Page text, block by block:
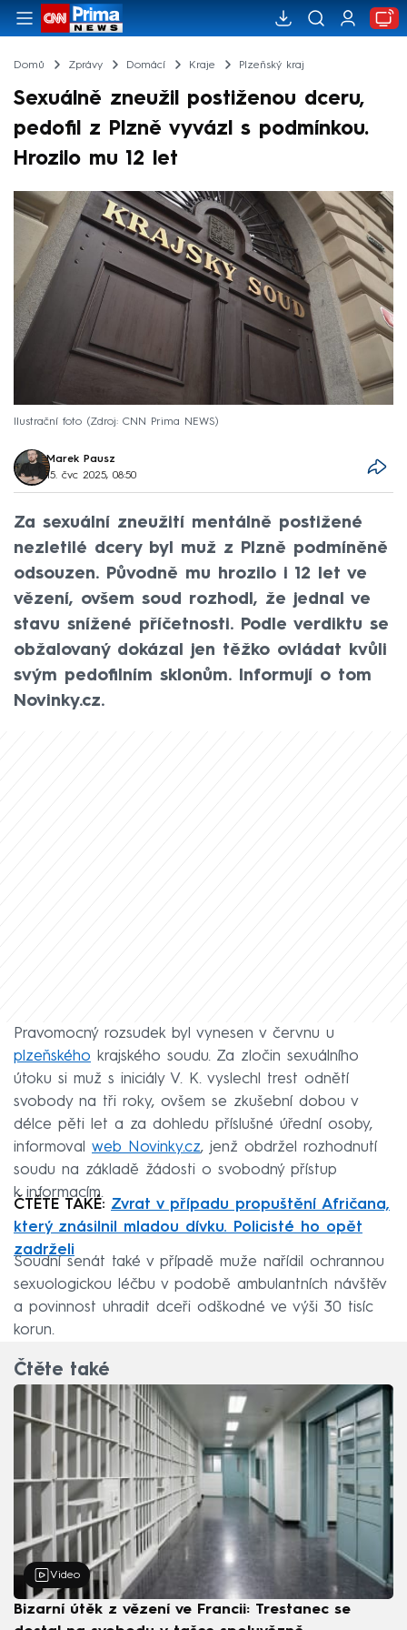
Domů Zprávy Domácí Kraje Plzeňský kraj
Sexuálně zneužil postiženou dceru,
pedofil z Plzně vyvázl s podmínkou.
Hrozilo mu 12 let
Ilustrační foto Zdroj: CNN Prima NEWS
Marek Pausz
15. čvc 2025, 08:50
Za sexuální zneužití mentálně postižené
nezletilé dcery byl muž z Plzně podmíněně
odsouzen. Původně mu hrozilo i 12 let ve
vězení, ovšem soud rozhodl, že jednal ve
stavu snížené příčetnosti. Podle verdiktu se
obžalovaný dokázal jen těžko ovládat kvůli
svým pedofilním sklonům. Informují o tom
Novinky.cz.
Pravomocný rozsudek byl vynesen v červnu u
plzeňského krajského soudu. Za zločin sexuálního
útoku si muž s iniciály V. K. vyslechl trest odnětí
svobody na tři roky, ovšem se zkušební dobou v
délce pěti let a za dohledu příslušné úřední osoby,
informoval web Novinky.cz, jenž obdržel rozhodnutí
soudu na základě žádosti o svobodný přístup
k informacím.
ČTĚTE TAKÉ: Zvrat v případu propuštění Afričana,
který znásilnil mladou dívku. Policisté ho opět
zadrželi
Soudní senát také v případě muže nařídil ochrannou
sexuologickou léčbu v podobě ambulantních návštěv
a povinnost uhradit dceři odškodné ve výši 30 tisíc
korun.
Čtěte také
Video
Bizarní útěk z vězení ve Francii: Trestanec se